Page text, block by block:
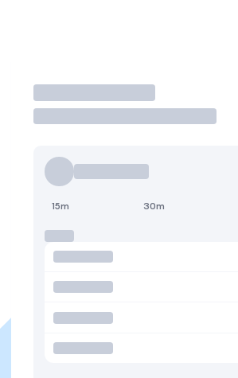
Operar
15m 30m